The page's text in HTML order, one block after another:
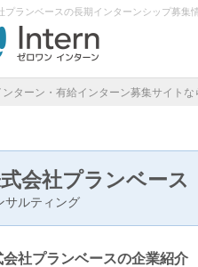
プランベースの長期インターンシップ募集
ンターン・有給インターン募集サイト
会社プランベース
サルティング
会社プランベースの企業紹介